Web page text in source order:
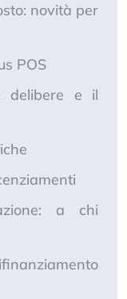
novità per
POS
delibere e il
a chi